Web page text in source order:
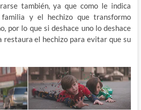
también, ya que como le indica
y el hechizo que transformo
por lo que si deshace uno lo deshace
restaura el hechizo para evitar que su